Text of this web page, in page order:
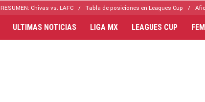
RESUMEN: Chivas vs. LAFC Tabla de posiciones en Leagues Cup
ULTIMAS NOTICIAS LIGA MX LEAGUES CUP